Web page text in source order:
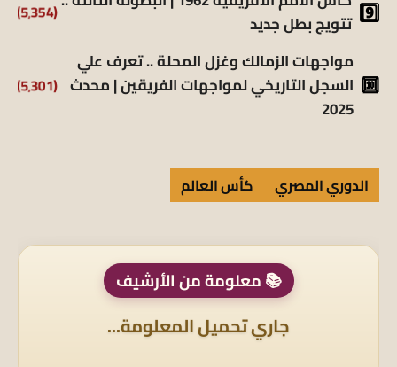
تتويج بطل جديد
(5٬354)
مواجهات الزمالك وغزل المحلة .. تعرف علي
السجل التاريخي لمواجهات الفريقين | محدث
2025
(5٬301)
الدوري المصري كأس العالم
📚 معلومة من الأرشيف
جاري تحميل المعلومة...